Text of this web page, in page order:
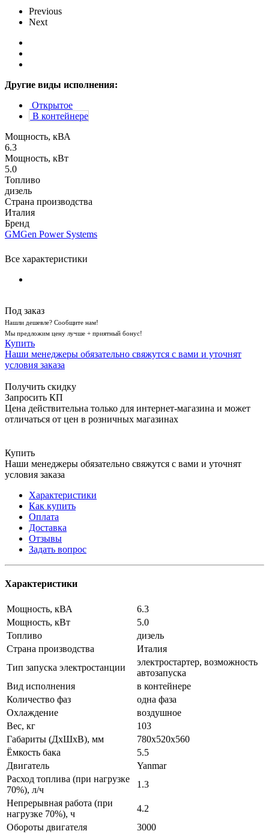
Previous
Next
Другие виды исполнения:
Открытое
В контейнере
Мощность, кВА
6.3
Мощность, кВт
5.0
Топливо
дизель
Страна производства
Италия
Бренд
GMGen Power Systems
Все характеристики
Под заказ
Нашли дешевле? Сообщите нам!
Мы предложим цену лучше + приятный бонус!
Купить
Наши менеджеры обязательно свяжутся с вами и уточнят
условия заказа
Получить скидку
Запросить КП
Цена действительна только для интернет-магазина и может
отличаться от цен в розничных магазинах
Купить
Наши менеджеры обязательно свяжутся с вами и уточнят
условия заказа
Характеристики
Как купить
Оплата
Доставка
Отзывы
Задать вопрос
Характеристики
Мощность, кВА
6.3
Мощность, кВт
5.0
Топливо
дизель
Страна производства
Италия
Тип запуска электростанции
электростартер, возможность
автозапуска
Вид исполнения
в контейнере
Количество фаз
одна фаза
Охлаждение
воздушное
Вес, кг
103
Габариты (ДхШхВ), мм
780x520x560
Ёмкость бака
5.5
Двигатель
Yanmar
Расход топлива (при нагрузке
70%), л/ч
1.3
Непрерывная работа (при
нагрузке 70%), ч
4.2
Обороты двигателя
3000